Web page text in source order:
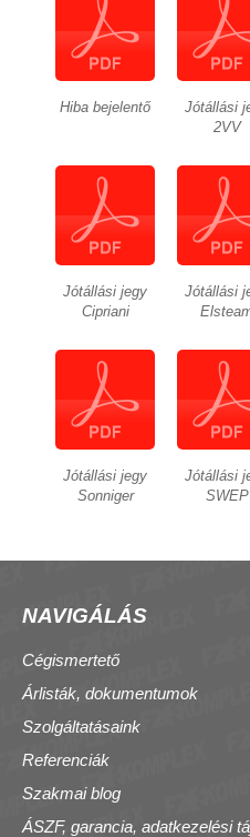
Hiba bejelentő
Jótállási
2VV
Jótállási jegy
Cipriani
Jótállási
Jótállási jegy
Sonniger
Jótállási
SWEP
NAVIGÁLÁS
Cégismertető
Árlisták, dokumentumok
Szolgáltatásaink
Referenciák
Szakmai blog
ÁSZF, garancia, adatkezelési